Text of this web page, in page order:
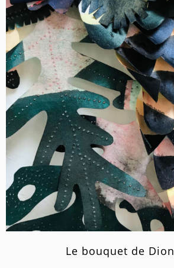
Le bouquet de